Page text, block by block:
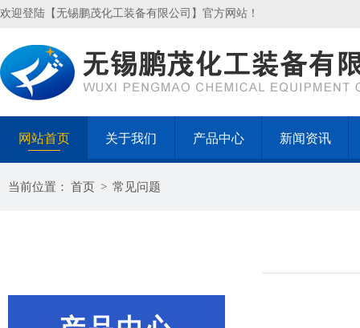
欢迎登陆【无锡鹏茂化工装备有限公司】官方网站！
网站首页 关于我们 产品中心 新闻资讯
当前位置： 首页 > 常见问题